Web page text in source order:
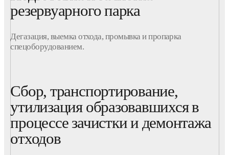
резервуарного парка
Дегазация, выемка отхода, промывка и пропарка
спецоборудованием.
Сбор, транспортирование,
утилизация образовавшихся в
процессе зачистки и демонтажа
отходов